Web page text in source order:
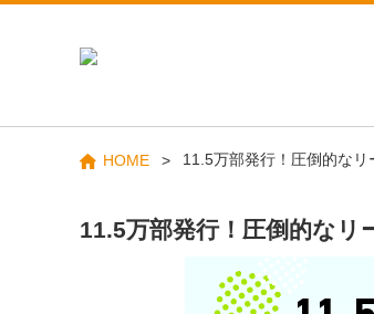
HOME 11.5万部発行！圧倒的なリ
11.5万部発行！圧倒的なリ